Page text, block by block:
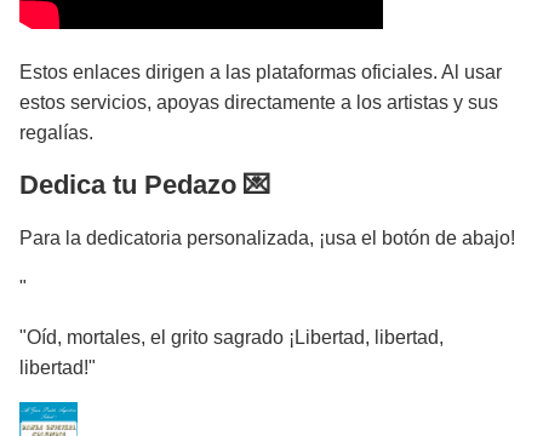
Estos enlaces dirigen a las plataformas oficiales. Al usar
estos servicios, apoyas directamente a los artistas y sus
regalías.
Dedica tu Pedazo 💌
Para la dedicatoria personalizada, ¡usa el botón de abajo!
"
"Oíd, mortales, el grito sagrado ¡Libertad, libertad,
libertad!"